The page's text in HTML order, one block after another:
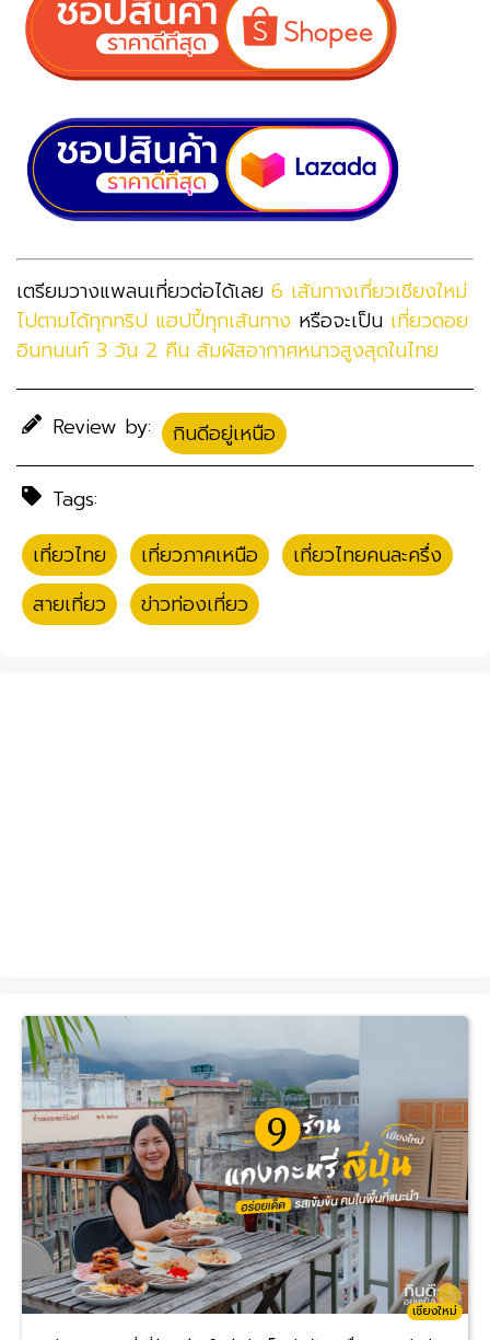
เตรียมวางแพลนเที่ยวต่อได้เลย 6 เส้นทางเที่ยวเชียงใหม่
ไปตามได้ทุกทริป แฮปปี้ทุกเส้นทาง หรือจะเป็น เที่ยวดอย
อินทนนท์ 3 วัน 2 คืน สัมผัสอากาศหนาวสูงสุดในไทย
Review by: กินดีอยู่เหนือ
Tags:
เที่ยวไทย
เที่ยวภาคเหนือ เที่ยวไทยคนละครึ่ง
สายเที่ยว
ข่าวท่องเที่ยว
เชียงใหม่